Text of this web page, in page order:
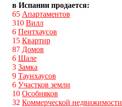
в Испании продается:
65 Апартаментов
310 Вилл
6 Пентхаусов
15 Квартир
87 Домов
6 Шале
3 Замка
9 Таунхаусов
6 Участков земли
10 Особняков
32 Коммерческой недвижимости